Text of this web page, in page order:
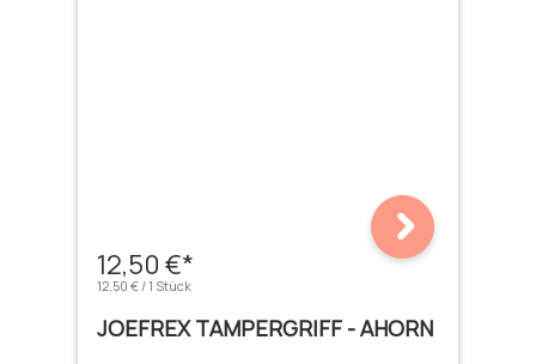
12,50 €*
12,50 € / 1 Stück
JOEFREX TAMPERGRIFF - AHORN